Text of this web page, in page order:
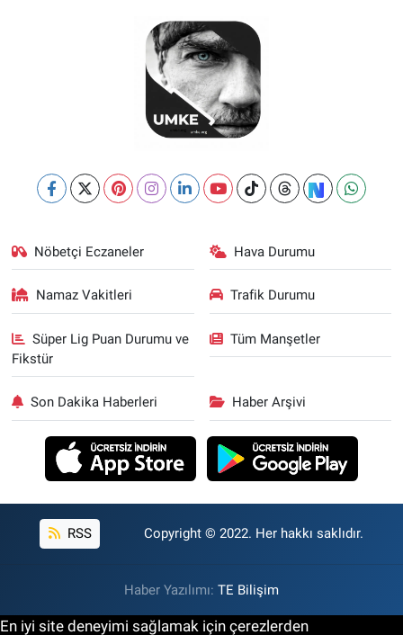
Nöbetçi Eczaneler Hava Durumu
Namaz Vakitleri Trafik Durumu
Süper Lig Puan Durumu ve
Fikstür
Tüm Manşetler
Son Dakika Haberleri Haber Arşivi
RSS Copyright © 2022. Her hakkı saklıdır.
Haber Yazılımı: TE Bilişim
En iyi site deneyimi sağlamak için çerezlerden